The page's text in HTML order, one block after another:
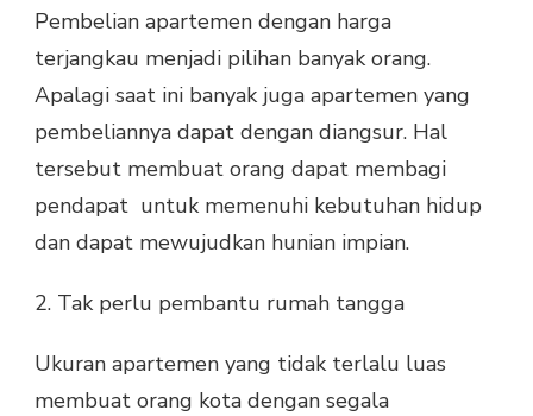
Pembelian apartemen dengan harga
terjangkau menjadi pilihan banyak orang.
Apalagi saat ini banyak juga apartemen yang
pembeliannya dapat dengan diangsur. Hal
tersebut membuat orang dapat membagi
pendapat untuk memenuhi kebutuhan hidup
dan dapat mewujudkan hunian impian.
2. Tak perlu pembantu rumah tangga
Ukuran apartemen yang tidak terlalu luas
membuat orang kota dengan segala